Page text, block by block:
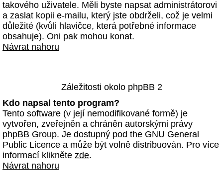
takového uživatele. Měli byste napsat administrátorovi
a zaslat kopii e-mailu, který jste obdrželi, což je velmi
důležité (kvůli hlavičce, která potřebné informace
obsahuje). Oni pak mohou konat.
Návrat nahoru
Záležitosti okolo phpBB 2
Kdo napsal tento program?
Tento software (v její nemodifikované formě) je
vytvořen, zveřejněn a chráněn autorskými právy
phpBB Group. Je dostupný pod the GNU General
Public Licence a může být volně distribuován. Pro více
informací klikněte zde.
Návrat nahoru